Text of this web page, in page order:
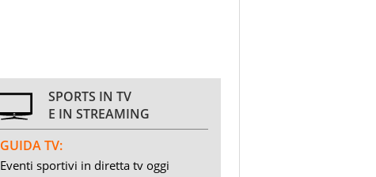
SPORTS IN TV
E IN STREAMING
GUIDA TV:
Eventi sportivi in diretta tv oggi